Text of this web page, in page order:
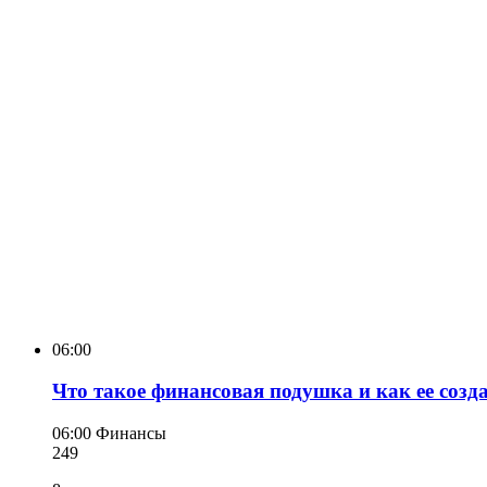
06:00
Что такое финансовая подушка и как ее
06:00 Финансы
249